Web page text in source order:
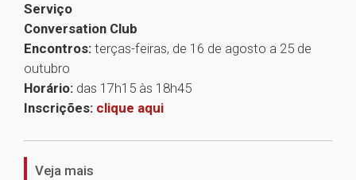
Serviço
Conversation Club
Encontros: terças-feiras, de 16 de agosto a 25 de
outubro
Horário: das 17h15 às 18h45
Inscrições: clique aqui
Veja mais